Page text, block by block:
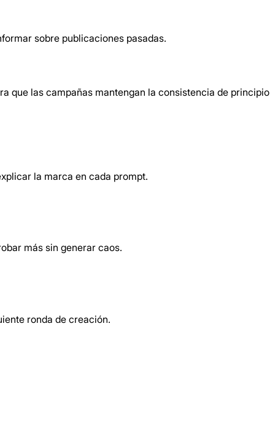
sobre publicaciones pasadas.
que las campañas mantengan la consistencia de principio
la marca en cada prompt.
más sin generar caos.
ronda de creación.